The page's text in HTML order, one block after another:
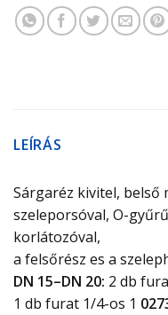
LEÍRÁS
Sárgaréz kivitel, belső
szeleporsóval, O-
korlátozóval,
a felsőrész es a
DN 15–DN 20: 2 db
1 db furat 1/4-os 1